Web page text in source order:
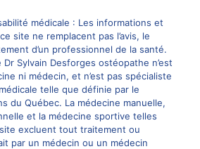
médicale : Les informations et
site ne remplacent pas l’avis, le
d’un professionnel de la santé.
Sylvain Desforges ostéopathe n’est
ni médecin, et n’est pas spécialiste
telle que définie par le
du Québec. La médecine manuelle,
et la médecine sportive telles
excluent tout traitement ou
par un médecin ou un médecin